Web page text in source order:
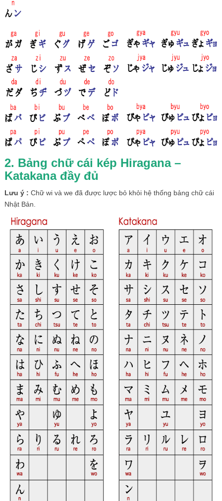
2. Bảng chữ cái kép Hiragana –
Katakana đầy đủ
Lưu ý : Chữ wi và we đã được lược bỏ khỏi hệ thống bảng chữ cái
Nhật Bản.